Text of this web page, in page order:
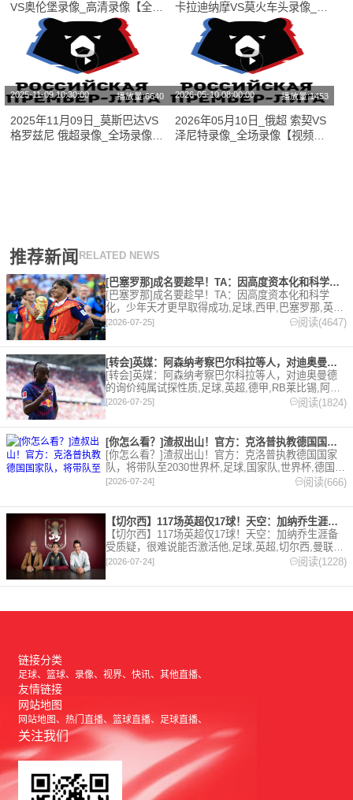
VS奥伦堡录像_高清录像【全场
回放】
卡拉迪纳摩VS莫火车头录像_全
场录像【全场回放】
2025-11-09 10:30:00 播放量:6640
2025年11月09日_莫斯巴达VS
格罗兹尼 俄超录像_全场录像
2026-05-10 08:00:00 播放量:1453
2026年05月10日_俄超 索契VS
泽尼特录像_全场录像【视频集
推荐新闻 RELATED NEWS
[巴塞罗那]成名要趁早！TA：因高度资本化和科学化，少年天才
[巴塞罗那]成名要趁早！TA：因高度资本化和科学
化，少年天才更早取得成功,足球,西甲,巴塞罗那,英
超,意甲,德甲,法甲。欢迎收藏本站，24小时为你更新
最新的足球，篮球体育资讯。
[2026-07-25] 阅读(4647)
[转会]英媒：阿森纳考察巴尔科拉等人，对迪奥曼德的询价纯属试
[转会]英媒：阿森纳考察巴尔科拉等人，对迪奥曼德
的询价纯属试探性质,足球,英超,德甲,RB莱比锡,阿森
纳,转会,法甲,巴黎圣日耳曼。欢迎收藏本站，24小时
为你更新最新的足球，篮球体育资讯。
[2026-07-25] 阅读(1824)
[你怎么看？]渣叔出山！官方：克洛普执教德国国家队，将带队至
[你怎么看？]渣叔出山！官方：克洛普执教德国国家
队，将带队至2030世界杯,足球,国家队,世界杯,德国,
克洛普,利物浦。欢迎收藏本站，24小时为你更新最新
[2026-07-24] 阅读(666)
【切尔西】117场英超仅17球！天空：加纳乔生涯备受质疑，很
【切尔西】117场英超仅17球！天空：加纳乔生涯备
受质疑，很难说能否激活他,足球,英超,切尔西,曼联,
阿斯顿维拉。欢迎收藏本站，24小时为你更新最新的
足球，篮球体育资讯。
[2026-07-24] 阅读(1228)
链接分类
足球 篮球 录像 视界 快讯 其他直播
友情链接
网站地图
网站地图 热门直播 篮球直播 足球直播
关注我们